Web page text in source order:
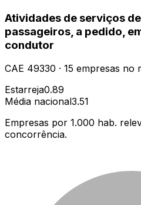
Atividades de serviços
passageiros, a pedido,
condutor
CAE 49330 · 15 empresas no
Estarreja0.89
Média nacional3.51
Empresas por 1.000 hab.
concorrência.